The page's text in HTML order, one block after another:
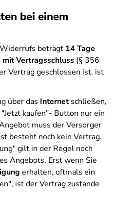
bei einem
beträgt 14 Tage
Vertragsschluss (§ 356
Vertrag geschlossen ist, ist
über das Internetschließen,
kaufen"- Button nur ein
muss der Versorger
besteht noch kein Vertrag.
gilt in der Regel noch
Angebots. Erst wenn Sie
erhalten, oftmals ein
ist der Vertrag zustande